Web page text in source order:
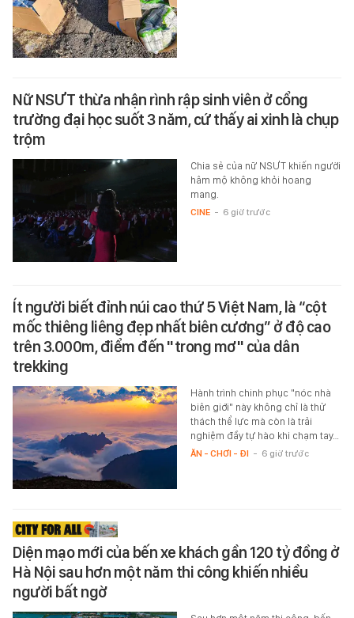
Nữ NSƯT thừa nhận rình rập sinh viên ở cổng
trường đại học suốt 3 năm, cứ thấy ai xinh là chụp
trộm
Chia sẻ của nữ NSƯT khiến người
hâm mộ không khỏi hoang
mang.
CINE - 6 giờ trước
Ít người biết đỉnh núi cao thứ 5 Việt Nam, là “cột
mốc thiêng liêng đẹp nhất biên cương” ở độ cao
trên 3.000m, điểm đến "trong mơ" của dân
trekking
Hành trình chinh phục "nóc nhà
biên giới" này không chỉ là thử
thách thể lực mà còn là trải
nghiệm đầy tự hào khi chạm tay…
ĂN - CHƠI - ĐI - 6 giờ trước
Diện mạo mới của bến xe khách gần 120 tỷ đồng ở
Hà Nội sau hơn một năm thi công khiến nhiều
người bất ngờ